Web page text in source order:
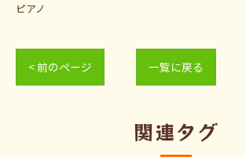
ピアノ
< 前のページ 一覧に戻る
関連タグ